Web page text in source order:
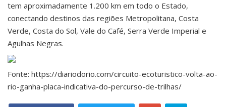
tem aproximadamente 1.200 km em todo o Estado,
conectando destinos das regiões Metropolitana, Costa
Verde, Costa do Sol, Vale do Café, Serra Verde Imperial e
Agulhas Negras.
Fonte: https://diariodorio.com/circuito-ecoturistico-volta-ao-
rio-ganha-placa-indicativa-do-percurso-de-trilhas/